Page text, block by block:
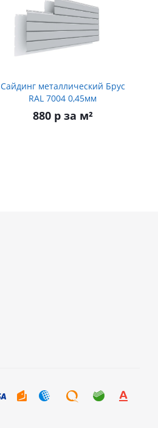
Сайдинг металлический Брус
RAL 7004 0,45мм
880 р за м²